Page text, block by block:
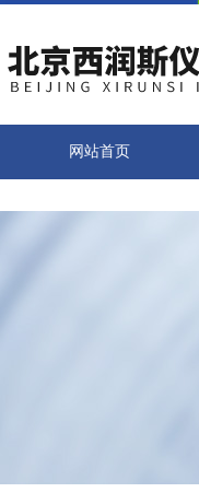
网站首页